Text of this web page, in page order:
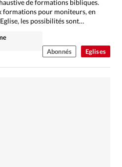
Eglises
de formations bibliques.
formations pour moniteurs, en
les possibilités sont
Abonnés